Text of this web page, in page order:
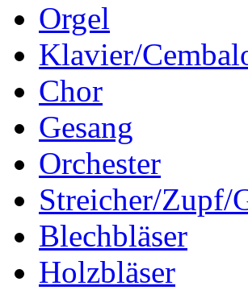
Orgel
Klavier/
Chor
Gesang
Orchester
Streicher/Zupf/
Blechbläser
Holzbläser